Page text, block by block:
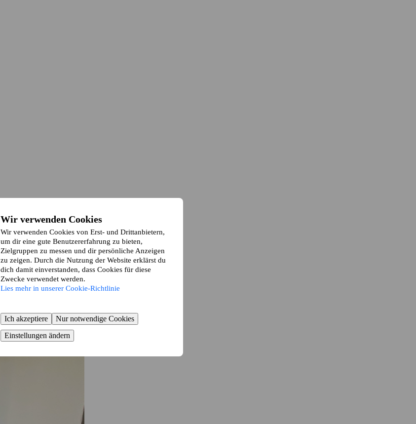
Wir verwenden Cookies
Wir verwenden Cookies von Erst- und Drittanbietern,
um dir eine gute Benutzererfahrung zu bieten,
Zielgruppen zu messen und dir persönliche Anzeigen
zu zeigen. Durch die Nutzung der Website erklärst du
dich damit einverstanden, dass Cookies für diese
Zwecke verwendet werden.
Lies mehr in unserer Cookie-Richtlinie
Ich akzeptiere
Nur notwendige Cookies
Einstellungen ändern